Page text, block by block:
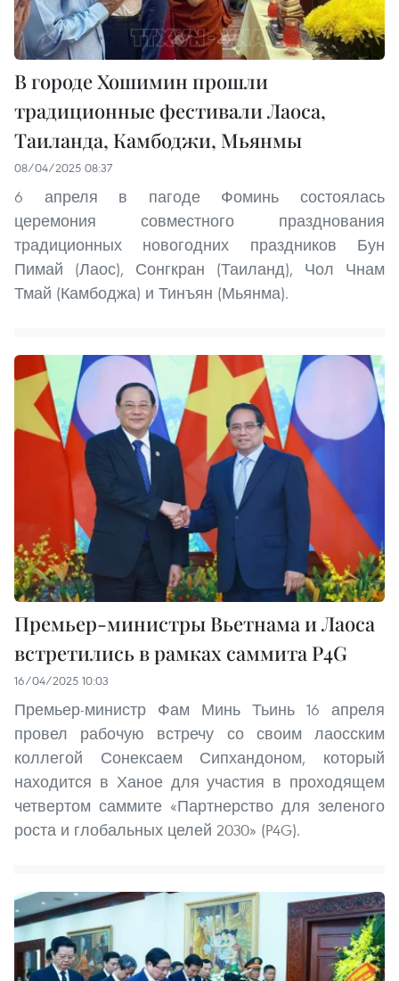
В городе Хошимин прошли
традиционные фестивали Лаоса,
Таиланда, Камбоджи, Мьянмы
08/04/2025 08:37
6 апреля в пагоде Фоминь состоялась
церемония совместного празднования
традиционных новогодних праздников Бун
Пимай (Лаос), Сонгкран (Таиланд), Чол Чнам
Тмай (Камбоджа) и Тинъян (Мьянма).
Премьер-министры Вьетнама и Лаоса
встретились в рамках саммита P4G
16/04/2025 10:03
Премьер-министр Фам Минь Тьинь 16 апреля
провел рабочую встречу со своим лаосским
коллегой Сонексаем Сипхандоном, который
находится в Ханое для участия в проходящем
четвертом саммите «Партнерство для зеленого
роста и глобальных целей 2030» (P4G).